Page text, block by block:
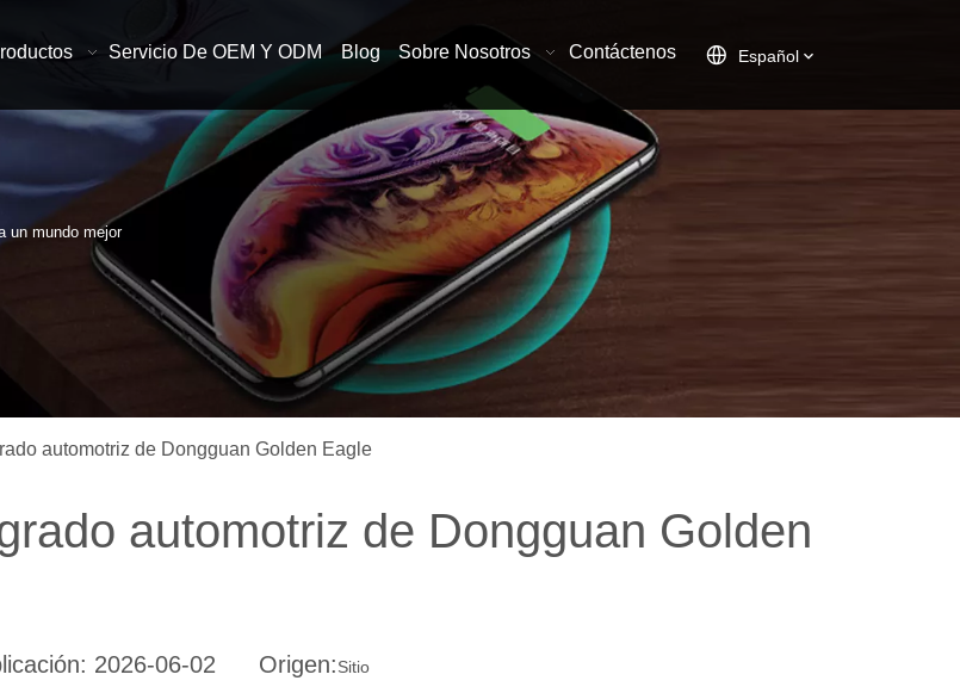
Servicio De OEM Y ODM Blog Sobre Nosotros Contáctenos Español
un mundo mejor
automotriz de Dongguan Golden Eagle
automotriz de Dongguan Golden
2026-06-02 Origen:Sitio